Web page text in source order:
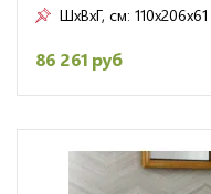
ШxВxГ, см: 110x206x61
86 261 руб